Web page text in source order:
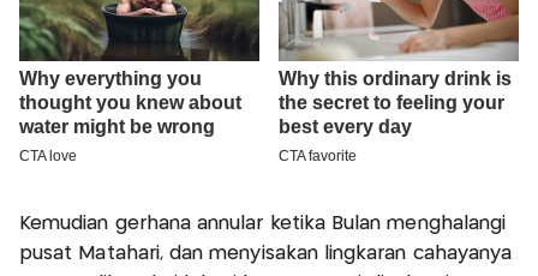
Kemudian gerhana annular ketika Bulan menghalangi
pusat Matahari, dan menyisakan lingkaran cahayanya